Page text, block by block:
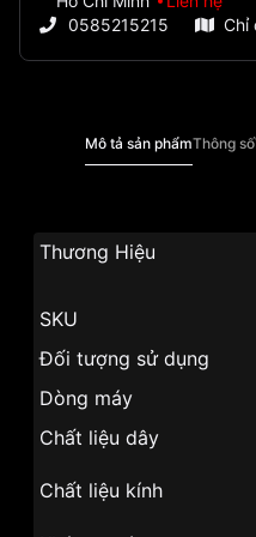
0585215215
Chỉ
Mô tả sản phẩmThông số
Thương
SKU
Đối tượng sử dụng
Dòng máy
Chất liệu dây
Chất liệu kính